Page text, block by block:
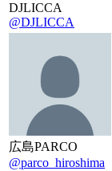
DJLICCA
@DJLICCA
広島PARCO
@parco_hiroshima